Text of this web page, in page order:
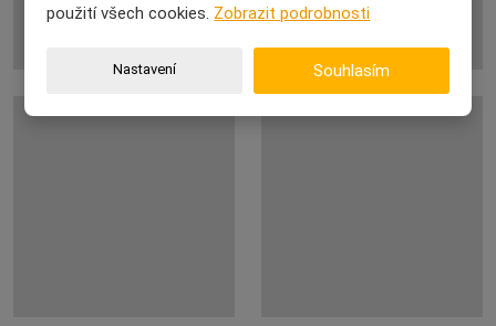
použití všech cookies. Zobrazit podrobnosti
Nastavení Souhlasím